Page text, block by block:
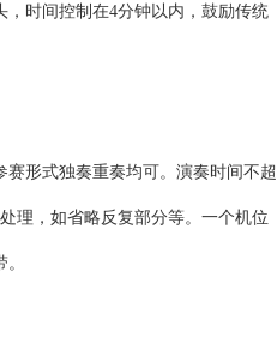
时间控制在4分钟以内，鼓励传统
形式独奏重奏均可。演奏时间不超
理，如省略反复部分等。一个机位